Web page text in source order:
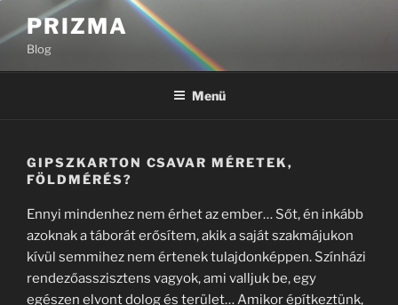
Tartalomhoz
PRIZMA
Blog
Menü
GIPSZKARTON CSAVAR MÉRETEK,
FÖLDMÉRÉS?
Ennyi mindenhez nem érhet az ember… Sőt, én inkább
azoknak a táborát erősítem, akik a saját szakmájukon
kívül semmihez nem értenek tulajdonképpen. Színházi
rendezőasszisztens vagyok, ami valljuk be, egy
egészen elvont dolog és terület… Amikor építkeztünk,